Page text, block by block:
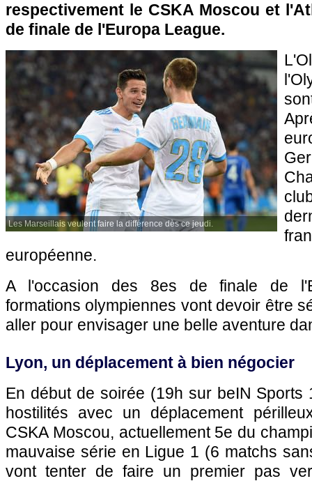
respectivement le CSKA Moscou et
de finale de l'Europa League.
Les Marseillais veulent faire la différence dès ce jeudi.
européenne.
A l'occasion des 8es de finale de
formations olympiennes vont devoir être
aller pour envisager une belle aventure
Lyon, un déplacement à bien négocier
En début de soirée (19h sur beIN Sports
hostilités avec un déplacement
CSKA Moscou, actuellement 5e du
mauvaise série en Ligue 1 (6 matchs
vont tenter de faire un premier pas